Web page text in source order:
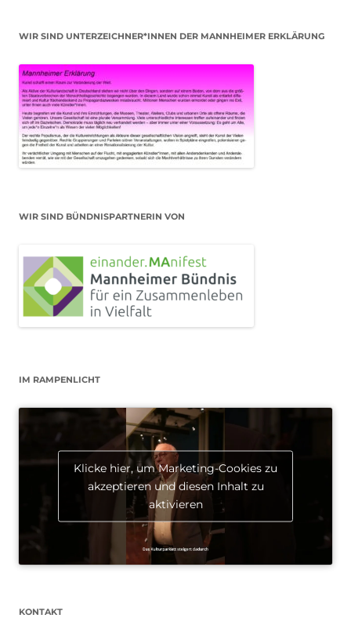
WIR SIND UNTERZEICHNER*INNEN DER MANNHEIMER ERKLÄRUNG
WIR SIND BÜNDNISPARTNERIN VON
IM RAMPENLICHT
Klicke hier, um Marketing-Cookies zu
akzeptieren und diesen Inhalt zu
aktivieren
KONTAKT